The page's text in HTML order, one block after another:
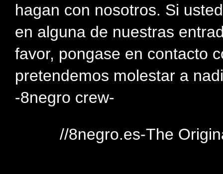
hagan con nosotros. Si
en alguna de nuestras
favor, pongase en contacto
pretendemos molestar a
-8negro crew-
//8negro.es-The